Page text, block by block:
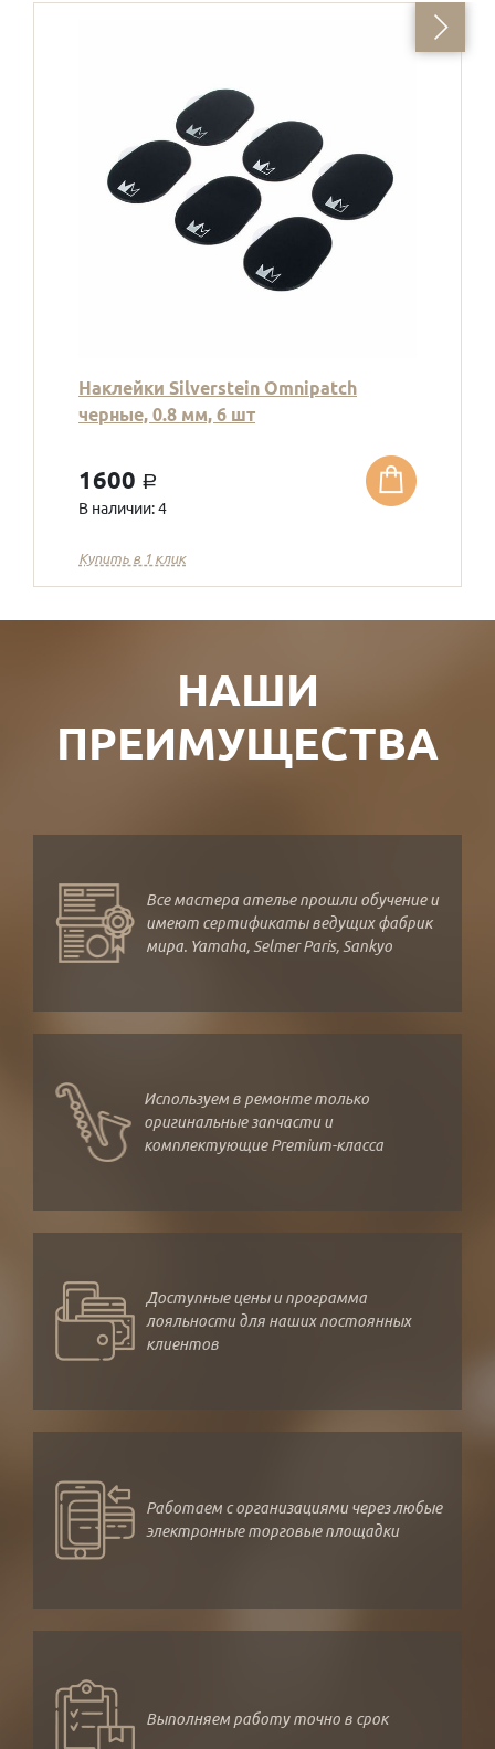
Наклейки Silverstein Omnipatch
черные, 0.8 мм, 6 шт
1600 a
В наличии: 4
Купить в 1 клик
НАШИ
ПРЕИМУЩЕСТВА
Все мастера ателье прошли обучение и
имеют сертификаты ведущих фабрик
мира. Yamaha, Selmer Paris, Sankyo
Используем в ремонте только
оригинальные запчасти и
комплектующие Premium-класса
Доступные цены и программа
лояльности для наших постоянных
клиентов
Работаем с организациями через любые
электронные торговые площадки
Выполняем работу точно в срок